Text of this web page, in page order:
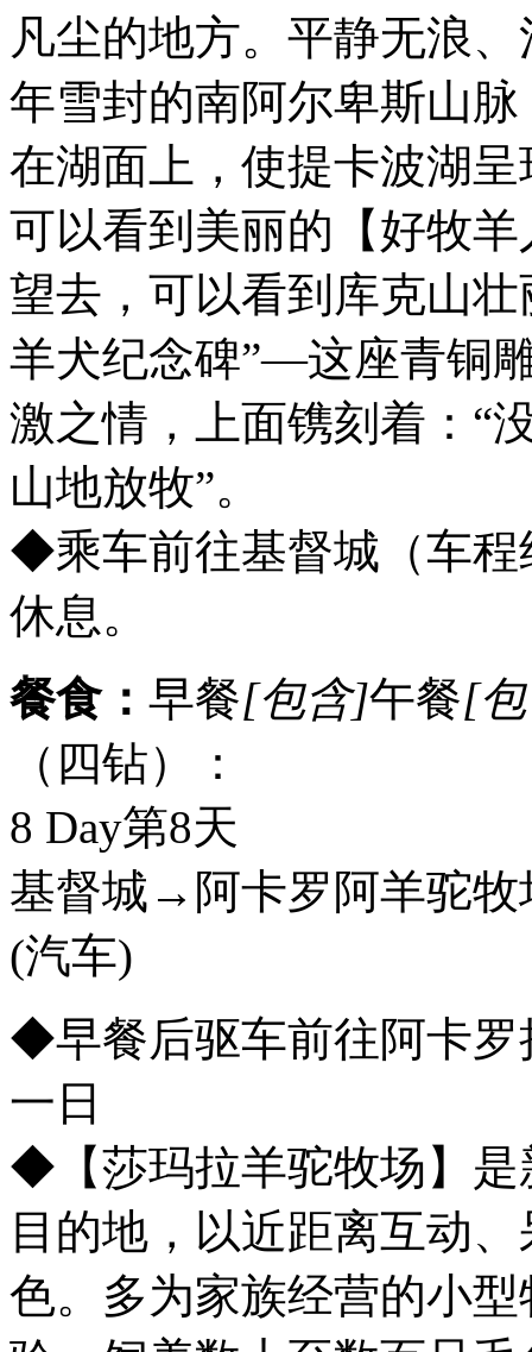
凡尘的地方。平静无浪
年雪封的南阿尔卑斯山
在湖面上，使提卡波湖
可以看到美丽的【好牧
望去，可以看到库克山
羊犬纪念碑”—这座青铜
激之情，上面镌刻着：“
山地放牧”。
◆乘车前往基督城（车程
休息。
餐食： 早餐[包含]午餐[
（四钻）：
8 Day第8天
基督城→阿卡罗阿羊驼
(汽车)
◆早餐后驱车前往阿卡罗
一日
◆【莎玛拉羊驼牧场】是
目的地，以近距离互动
色。多为家族经营的小